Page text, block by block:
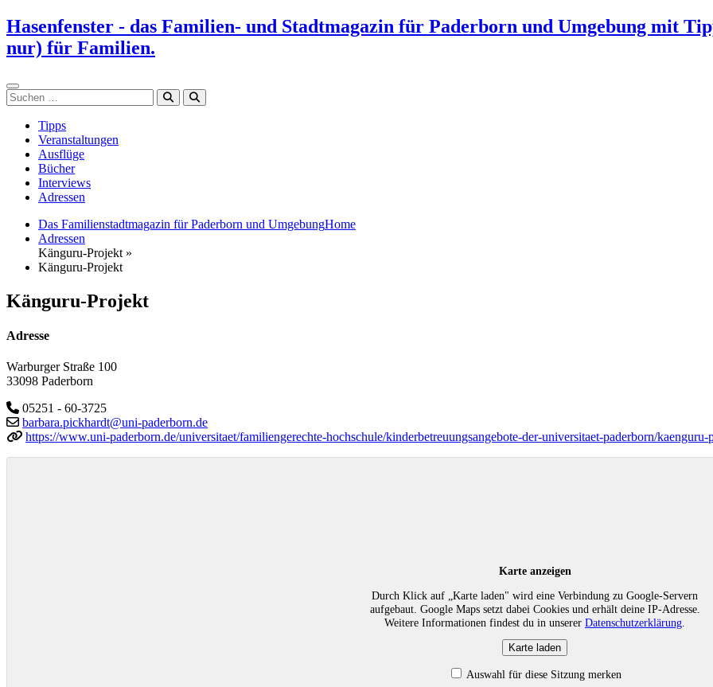
Zum
Inhalt
springen
Hasenfenster - das Familien- und Stadtmagazin für Paderborn und Umgebung mit
nur) für Familien.
Suchen
Tipps
Veranstaltungen
Ausflüge
Bücher
Interviews
Adressen
Das Familienstadtmagazin für Paderborn und UmgebungHome
Adressen
Känguru-Projekt »
Känguru-Projekt
Känguru-Projekt
Adresse
Warburger Straße 100
33098 Paderborn
05251 - 60-3725
barbara.pickhardt@uni-paderborn.de
https://www.uni-paderborn.de/universitaet/familiengerechte-hochschule/kinderbetreuungsangebote-der-universitaet-paderborn/kaenguru-
Karte anzeigen
Durch Klick auf „Karte laden" wird eine Verbindung zu Google-Servern
aufgebaut. Google Maps setzt dabei Cookies und erhält deine IP-Adresse.
Weitere Informationen findest du in unserer Datenschutzerklärung
Karte laden
Auswahl für diese Sitzung merken